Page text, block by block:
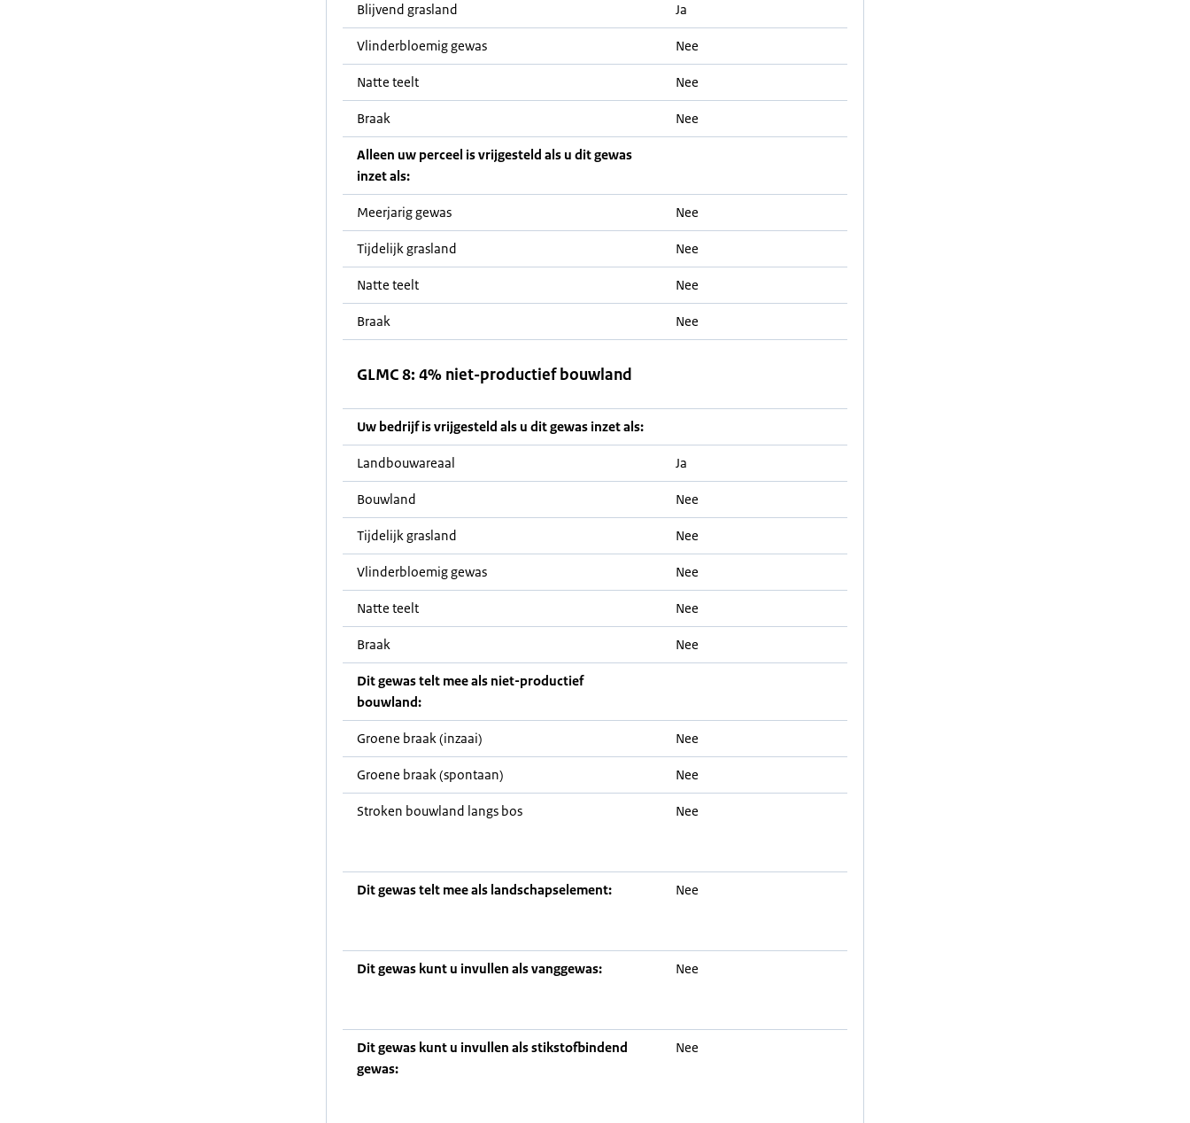
Blijvend grasland Ja
Vlinderbloemig gewas Nee
Natte teelt Nee
Braak Nee
Alleen uw perceel is vrijgesteld als u dit gewas
inzet als:
Meerjarig gewas Nee
Tijdelijk grasland Nee
Natte teelt Nee
Braak Nee
GLMC 8: 4% niet-productief bouwland
Uw bedrijf is vrijgesteld als u dit gewas inzet als:
Landbouwareaal Ja
Bouwland Nee
Tijdelijk grasland Nee
Vlinderbloemig gewas Nee
Natte teelt Nee
Braak Nee
Dit gewas telt mee als niet-productief
bouwland:
Groene braak (inzaai) Nee
Groene braak (spontaan) Nee
Stroken bouwland langs bos Nee
Dit gewas telt mee als landschapselement: Nee
Dit gewas kunt u invullen als vanggewas: Nee
Dit gewas kunt u invullen als stikstofbindend
gewas:
Nee